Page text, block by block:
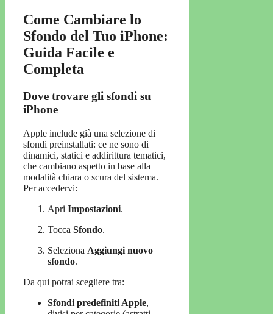
Come Cambiare lo
Sfondo del Tuo iPhone:
Guida Facile e
Completa
Dove trovare gli sfondi su
iPhone
Apple include già una selezione di
sfondi preinstallati: ce ne sono di
dinamici, statici e addirittura tematici,
che cambiano aspetto in base alla
modalità chiara o scura del sistema.
Per accedervi:
Apri Impostazioni.
Tocca Sfondo.
Seleziona Aggiungi nuovo
sfondo.
Da qui potrai scegliere tra:
Sfondi predefiniti Apple,